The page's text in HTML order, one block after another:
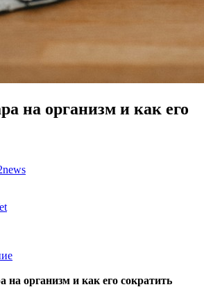
на организм и как его
на организм и как его сократить